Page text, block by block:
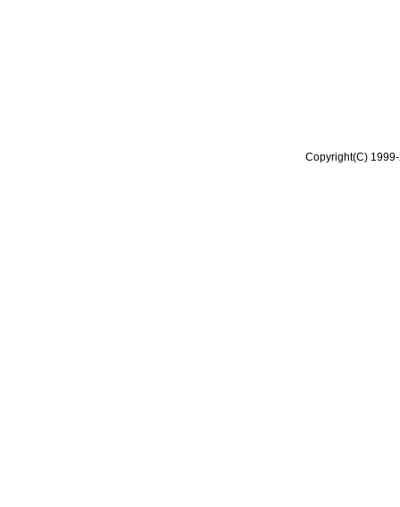
Copyright(C)